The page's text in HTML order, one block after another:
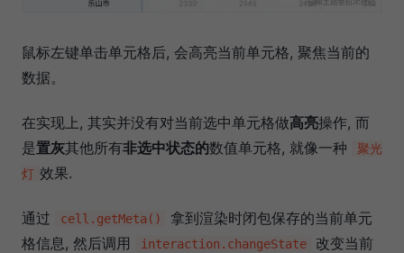
鼠标左键单击单元格后, 会高亮当前单元格, 聚焦当前的
数据。
在实现上, 其实并没有对当前选中单元格做高亮操作, 而
是置灰其他所有非选中状态的数值单元格, 就像一种
聚光
灯 效果.
通过 cell.getMeta()
拿到渲染时闭包保存的当前单元
格信息, 然后调用
interaction.changeState
改变当前